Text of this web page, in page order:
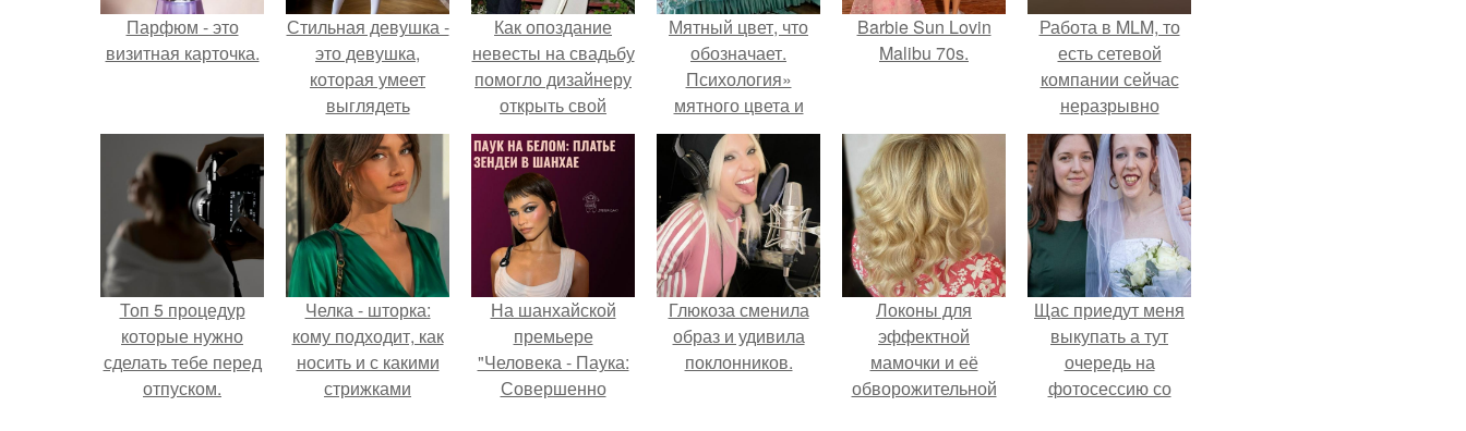
Парфюм - это
визитная карточка.
Стильная девушка -
это девушка,
которая умеет
выглядеть
привлекательно и
элегантно в любои
ситуации.
Как опоздание
невесты на свадьбу
помогло дизайнеру
открыть свой
бренд.
Мятный цвет, что
обозначает.
Психология»
мятного цвета и
особенности его
восприятия
Barbie Sun Lovin
Malibu 70s.
Работа в MLM, то
есть сетевой
компании сейчас
неразрывно
связана с создание
своего контента,
своей страницы в
соц сетях.
Топ 5 процедур
которые нужно
сделать тебе перед
отпуском.
Челка - шторка:
кому подходит, как
носить и с какими
стрижками
На шанхайской
премьере
"Человека - Паука:
Совершенно
Глюкоза сменила
образ и удивила
поклонников.
Локоны для
эффектной
мамочки и её
обворожительной
Щас приедут меня
выкупать а тут
очередь на
фотосессию со